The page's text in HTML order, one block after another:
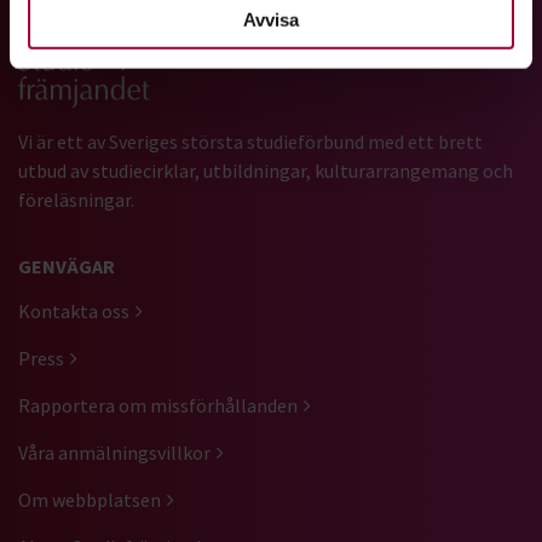
Avvisa
Gå till studiefrämjandets startsida
Vi är ett av Sveriges största studieförbund med ett brett
utbud av studiecirklar, utbildningar, kulturarrangemang och
föreläsningar.
GENVÄGAR
Kontakta oss
Press
Rapportera om missförhållanden
Våra anmälningsvillkor
Om webbplatsen